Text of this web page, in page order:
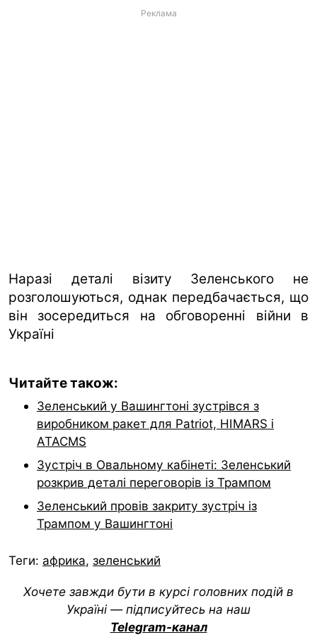
Реклама
Наразі деталі візиту Зеленського не
розголошуються, однак передбачається, що
він зосередиться на обговоренні війни в
Україні
Читайте також:
Зеленський у Вашингтоні зустрівся з
виробником ракет для Patriot, HIMARS і
ATACMS
Зустріч в Овальному кабінеті: Зеленський
розкрив деталі переговорів із Трампом
Зеленський провів закриту зустріч із
Трампом у Вашингтоні
Теги: африка, зеленський
Хочете завжди бути в курсі головних подій в
Україні — підписуйтесь на наш
Telegram-канал